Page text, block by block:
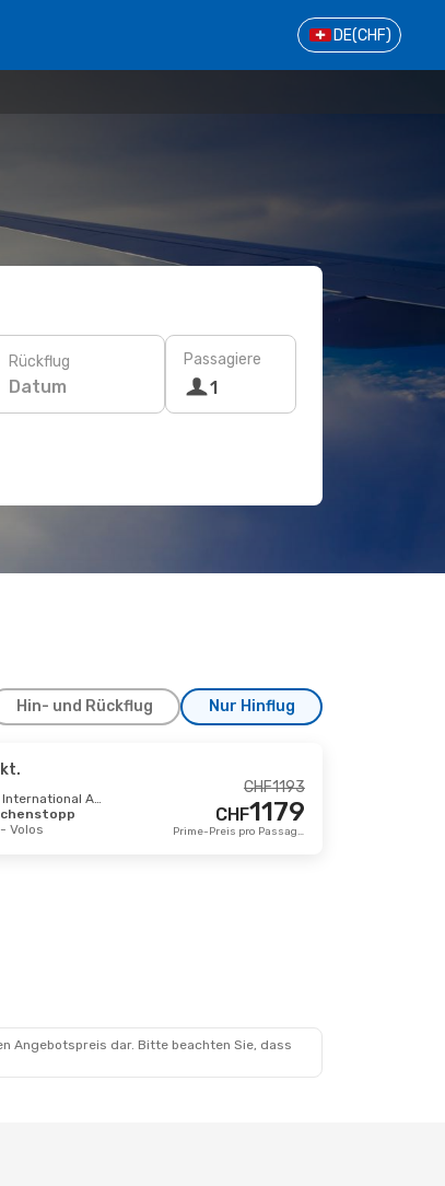
DE(CHF)
Rückflug
Datum
Passagiere
1
Hin- und Rückflug Nur Hinflug
Swiss International Air Lines
- Volos
1193
CHF
1179
CHF
Prime-Preis pro Passagier
Angebotspreis dar. Bitte beachten Sie, dass